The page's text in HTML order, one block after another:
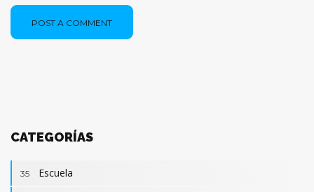
POST A COMMENT
CATEGORÍAS
35 Escuela